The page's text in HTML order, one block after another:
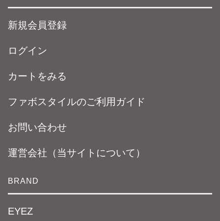
新規会員登録
ログイン
カートをみる
ファボスタイルのご利用ガイド
お問い合わせ
運営会社（当サイトについて）
BRAND
EYEZ